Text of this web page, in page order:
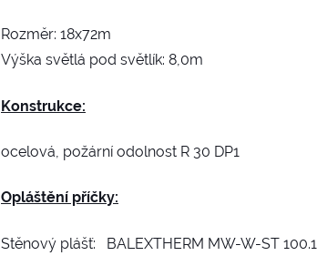
Rozměr: 18x72m
Výška světlá pod světlík: 8,0m
Konstrukce:
ocelová, požární odolnost R 30 DP1
Opláštění příčky:
Stěnový plášť: BALEXTHERM MW-W-ST